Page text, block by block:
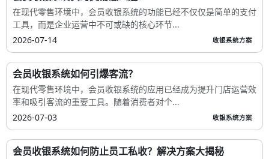
在现代零售环境中，会员收银系统的功能已经不仅仅是简单的支付
工具，而是企业运营中不可或缺的核心环节...
2026-07-14
收银系统方案
会员收银系统如何引爆客流？
在现代零售环境中，会员收银系统的应用已经成为提升门店运营效
率和吸引客流的重要工具。随着消费者对个...
2026-07-03
收银系统方案
会员收银系统如何防止员工私收？解决方案大揭秘